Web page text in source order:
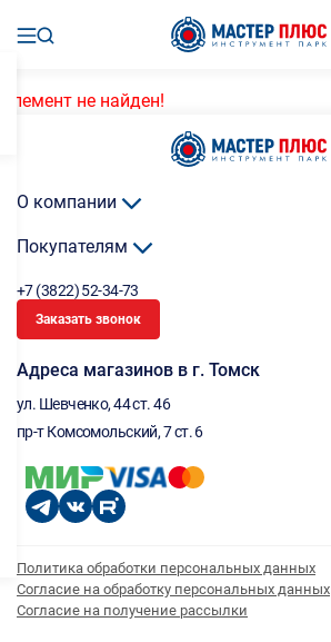
Элемент не найден!
О компании
Покупателям
+7 (3822) 52-34-73
Заказать звонок
Адреса магазинов в г. Томск
ул. Шевченко, 44 ст. 46
пр-т Комсомольский, 7 ст. 6
Политика обработки персональных данных
Согласие на обработку персональных данных
Согласие на получение рассылки